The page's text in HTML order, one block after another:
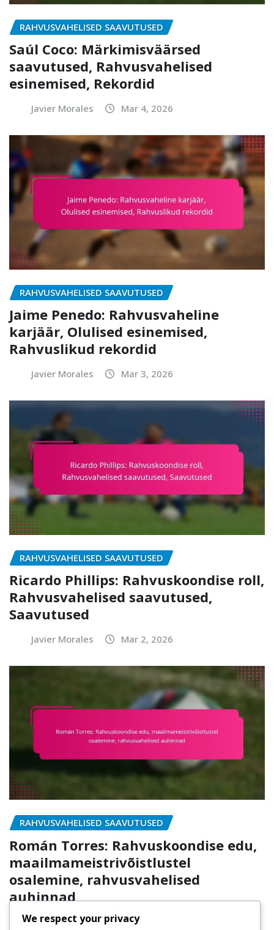
RAHVUSVAHELISED SAAVUTUSED
Saúl Coco: Märkimisväärsed
saavutused, Rahvusvahelised
esinemised, Rekordid
Javier Morales Mar 4, 2026
RAHVUSVAHELISED SAAVUTUSED
Jaime Penedo: Rahvusvaheline
karjäär, Olulised esinemised,
Rahvuslikud rekordid
Javier Morales Mar 3, 2026
RAHVUSVAHELISED SAAVUTUSED
Ricardo Phillips: Rahvuskoondise roll,
Rahvusvahelised saavutused,
Saavutused
Javier Morales Mar 2, 2026
RAHVUSVAHELISED SAAVUTUSED
Román Torres: Rahvuskoondise edu,
maailmameistrivõistlustel
osalemine, rahvusvahelised
auhinnad
Javier Morales Feb 26, 2026
We respect your privacy